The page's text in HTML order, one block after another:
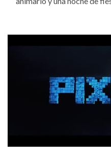
un antiguo ligue de Hugo